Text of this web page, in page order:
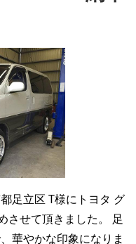
足立区 T様にトヨタ グ
させて頂きました。 足
華やかな印象になりま